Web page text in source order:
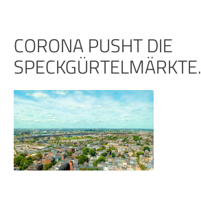
springen
CORONA PUSHT DIE
SPECKGÜRTELMÄRKTE.